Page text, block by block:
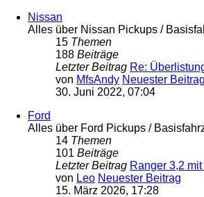
Nissan
Alles über Nissan Pickups /
15 Themen
188 Beiträge
Letzter Beitrag Re:
von MfsAndy Neuester Beitrag
30. Juni 2022, 07:04
Ford
Alles über Ford Pickups /
14 Themen
101 Beiträge
Letzter Beitrag Ranger 3,2
von Leo Neuester Beitrag
15. März 2026, 17:28